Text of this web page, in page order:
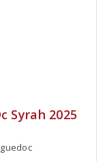
Syrah 2025